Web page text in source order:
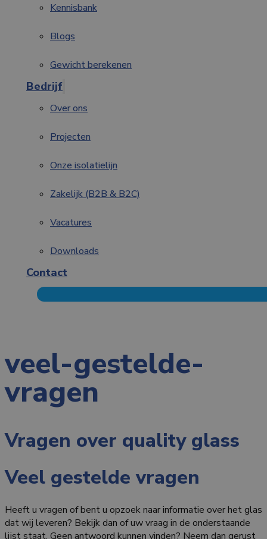
Kennisbank
Blogs
Gewicht berekenen
Bedrijf
Over ons
Projecten
Onze isolatielijn
Zakelijk (B2B & B2C)
Vacatures
Downloads
Contact
veel-gestelde-
vragen
Vragen over quality glass
Veel gestelde vragen
Heeft u vragen of bent u opzoek naar informatie over het glas
dat wij leveren? Bekijk dan of uw vraag in de onderstaande
lijst staat. Geen antwoord kunnen vinden? Neem dan gerust